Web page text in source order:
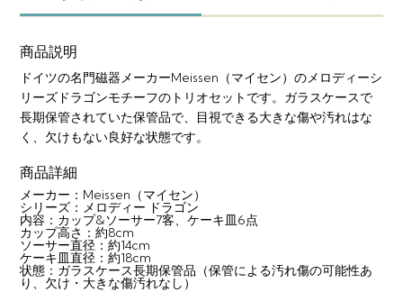
商品説明
ドイツの名門磁器メーカーMeissen（マイセン）のメロディーシ
リーズドラゴンモチーフのトリオセットです。ガラスケースで
長期保管されていた保管品で、目視できる大きな傷や汚れはな
く、欠けもない良好な状態です。
商品詳細
メーカー：Meissen（マイセン）
シリーズ：メロディー ドラゴン
内容：カップ&ソーサー7客、ケーキ皿6点
カップ高さ：約8cm
ソーサー直径：約14cm
ケーキ皿直径：約18cm
状態：ガラスケース長期保管品（保管による汚れ傷の可能性あ
り、欠け・大きな傷汚れなし）